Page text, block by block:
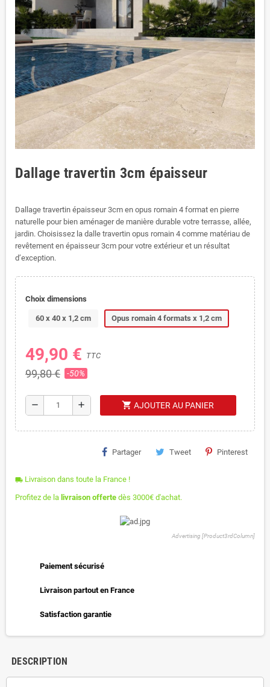
Dallage travertin 3cm épaisseur
Dallage travertin épaisseur 3cm en opus romain 4 format en pierre
naturelle pour bien aménager de manière durable votre terrasse, allée,
jardin. Choisissez la dalle travertin opus romain 4 comme matériau de
revêtement en épaisseur 3cm pour votre extérieur et un résultat
d’exception.
Choix dimensions
60 x 40 x 1,2 cm Opus romain 4 formats x 1,2 cm
49,90 € TTC
99,80 € -50%
remove add shopping_cart AJOUTER AU PANIER
Partager Tweet Pinterest
local_shipping Livraison dans toute la France !
Profitez de la livraison offerte dès 3000€ d'achat.
Advertising [Product3rdColumn]
Paiement sécurisé
Livraison partout en France
Satisfaction garantie
DESCRIPTION